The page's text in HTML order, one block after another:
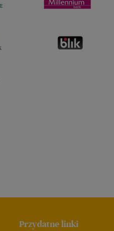
Przydatne linki